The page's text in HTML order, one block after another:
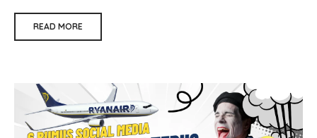
READ MORE